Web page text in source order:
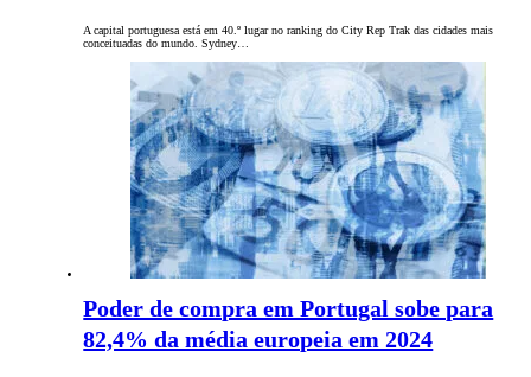
A capital portuguesa está em 40.º lugar no ranking do City Rep Trak das cidades mais
conceituadas do mundo. Sydney…
Poder de compra em Portugal sobe para
82,4% da média europeia em 2024